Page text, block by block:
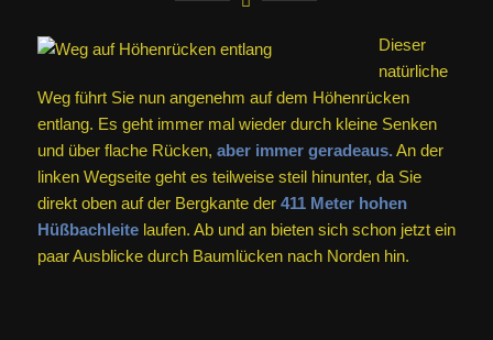
Dieser
natürliche
Weg führt Sie nun angenehm auf dem Höhenrücken
entlang. Es geht immer mal wieder durch kleine Senken
und über flache Rücken, aber immer geradeaus. An der
linken Wegseite geht es teilweise steil hinunter, da Sie
direkt oben auf der Bergkante der 411 Meter hohen
Hüßbachleitelaufen. Ab und an bieten sich schon jetzt ein
paar Ausblicke durch Baumlücken nach Norden hin.